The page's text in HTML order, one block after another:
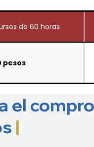
de 60 horas
pesos
el
|